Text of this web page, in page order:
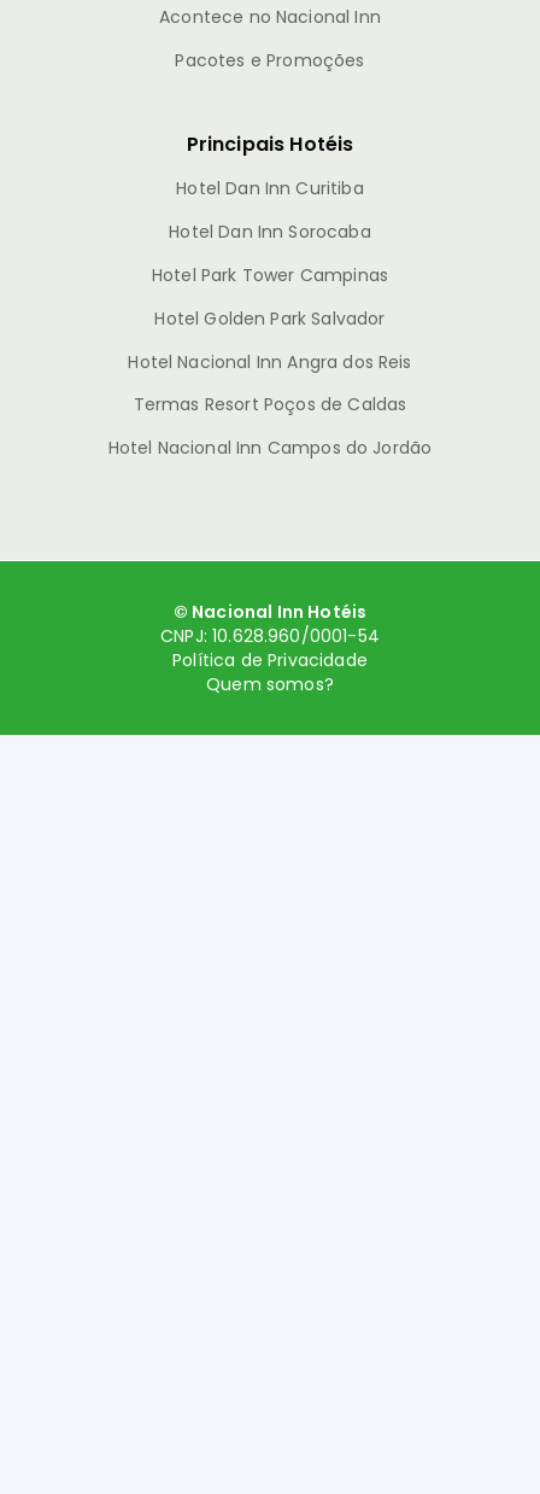
Acontece no Nacional Inn
Pacotes e Promoções
Principais Hotéis
Hotel Dan Inn Curitiba
Hotel Dan Inn Sorocaba
Hotel Park Tower Campinas
Hotel Golden Park Salvador
Hotel Nacional Inn Angra dos Reis
Termas Resort Poços de Caldas
Hotel Nacional Inn Campos do Jordão
© Nacional Inn Hotéis
CNPJ: 10.628.960/0001-54
Política de Privacidade
Quem somos?